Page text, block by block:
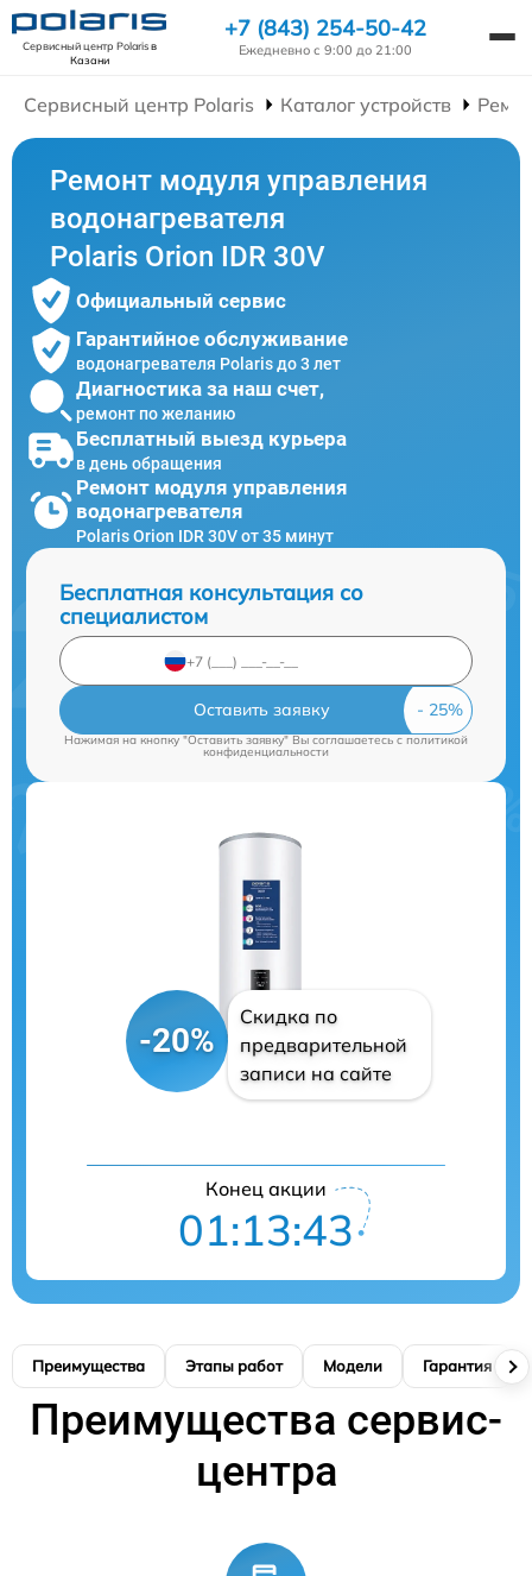
Сервисный центр Polarisв
Казани
+7 (843) 254-50-42
Ежедневно с 9:00 до 21:00
Сервисный центр Polaris Каталог устройств
Ремонт модуля управления
водонагревателя
Polaris Orion IDR 30V
Официальный сервис
Гарантийное обслуживание
водонагревателя Polaris до 3 лет
Диагностика за наш счет,
ремонт по желанию
Бесплатный выезд курьера
в день обращения
Ремонт модуля управления
водонагревателя
Polaris Orion IDR 30V от 35 минут
Бесплатная консультация со
специалистом
Оставить заявку
Нажимая на кнопку "Оставить заявку" Вы соглашаетесь cполитикой
конфиденциальности
-20%
Скидка по
предварительной
записи на сайте
Конец акции
01:13:42
Преимущества Этапы работ Модели Гарантия
Преимущества сервис-
центра